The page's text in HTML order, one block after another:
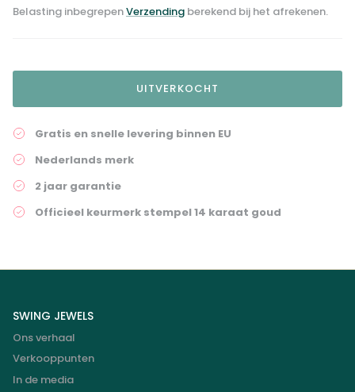
Belasting inbegrepenVerzending berekend bij het afrekenen.
UITVERKOCHT
Gratis en snelle levering binnen EU
Nederlands merk
2 jaar garantie
Officieel keurmerk stempel 14 karaat goud
SWING JEWELS
Ons verhaal
Verkooppunten
In de media